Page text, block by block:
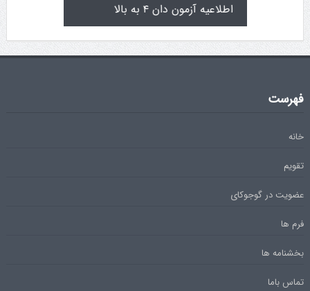
اطلاعیه آزمون تولد کایچو سن سی گوگن یاماگوچی
فهرست
خانه
تقویم
عضویت در گوجوکای
فرم ها
بخشنامه ها
تماس باما